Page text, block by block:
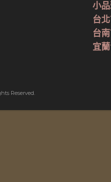
小
台
台
宜
Reserved.